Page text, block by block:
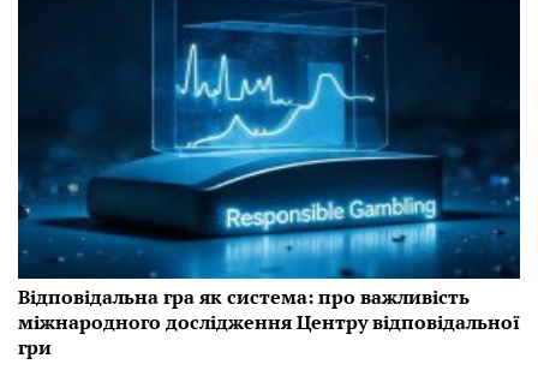
Відповідальна гра як система: про важливість
міжнародного дослідження Центру відповідальної
гри